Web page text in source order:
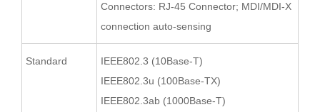
Connectors: RJ-45 Connector; MDI/MDI-X
connection auto-sensing
Standard
IEEE802.3 (10Base-T)
IEEE802.3u (100Base-TX)
IEEE802.3ab (1000Base-T)